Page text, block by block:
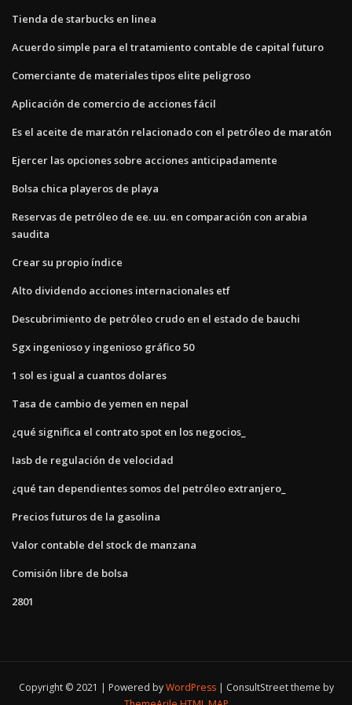
Tienda de starbucks en linea
Acuerdo simple para el tratamiento contable de capital futuro
Comerciante de materiales tipos elite peligroso
Aplicación de comercio de acciones fácil
Es el aceite de maratón relacionado con el petróleo de maratón
Ejercer las opciones sobre acciones anticipadamente
Bolsa chica playeros de playa
Reservas de petróleo de ee. uu. en comparación con arabia
saudita
Crear su propio índice
Alto dividendo acciones internacionales etf
Descubrimiento de petróleo crudo en el estado de bauchi
Sgx ingenioso y ingenioso gráfico 50
1 sol es igual a cuantos dolares
Tasa de cambio de yemen en nepal
¿qué significa el contrato spot en los negocios_
Iasb de regulación de velocidad
¿qué tan dependientes somos del petróleo extranjero_
Precios futuros de la gasolina
Valor contable del stock de manzana
Comisión libre de bolsa
2801
Copyright © 2021 | Powered byWordPress
ConsultStreet theme by